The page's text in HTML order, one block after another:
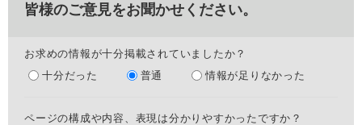
皆様のご意見をお聞かせください。
お求めの情報が十分掲載されていましたか？
十分だった
普通 情報が足りなかった
ページの構成や内容、表現は分かりやすかったですか？